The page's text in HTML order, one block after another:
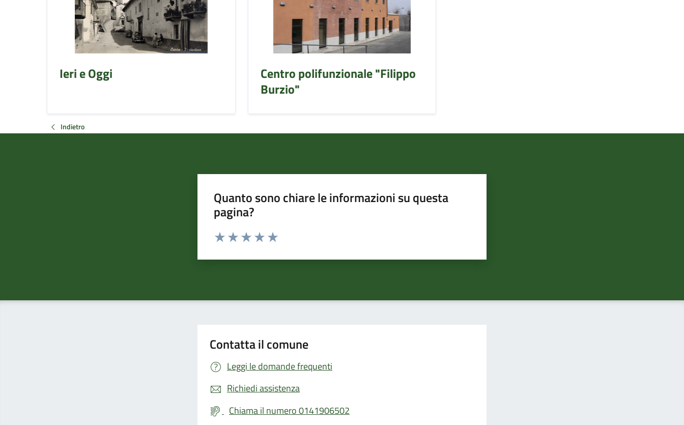
Ieri e Oggi
Centro polifunzionale "Filippo
Burzio"
Indietro
Quanto sono chiare le informazioni su questa
pagina?
Valuta da 1 a 5 stelle la pagina
Contatta il comune
Leggi le domande frequenti
Richiedi assistenza
Chiama il numero 0141906502